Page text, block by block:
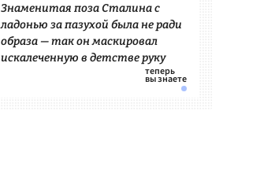
Знаменитая поза Сталина с
ладонью за пазухой была не ради
образа — так он маскировал
искалеченную в детстве руку